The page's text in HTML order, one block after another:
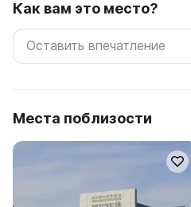
Как вам это место?
Места поблизости